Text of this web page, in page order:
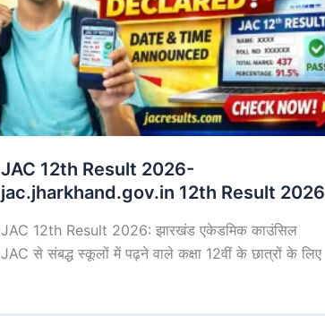
JAC 12th Result 2026-
jac.jharkhand.gov.in 12th Result 2026
JAC 12th Result 2026: झारखंड एकेडमिक काउंसिल
JAC से संबद्ध स्कूलों में पढ़ने वाले कक्षा 12वीं के छात्रों के लिए